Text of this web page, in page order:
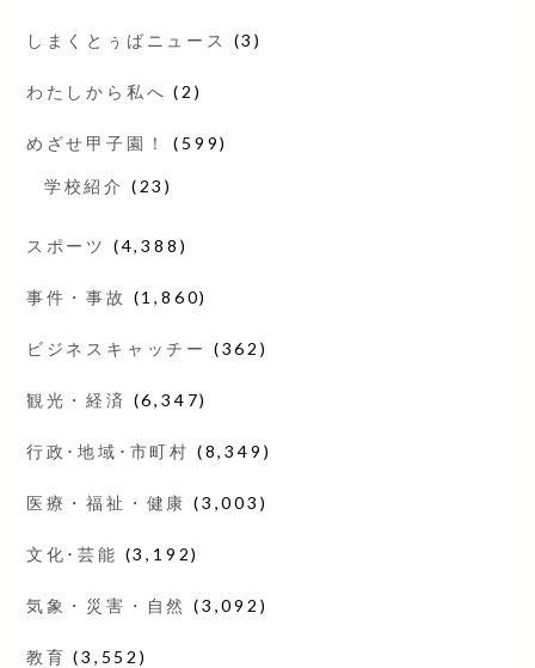
しまくとぅばニュース (3)
わたしから私へ (2)
めざせ甲子園！ (599)
学校紹介 (23)
スポーツ (4,388)
事件・事故 (1,860)
ビジネスキャッチー (362)
観光・経済 (6,347)
行政･地域･市町村 (8,349)
医療・福祉・健康 (3,003)
文化･芸能 (3,192)
気象・災害・自然 (3,092)
教育 (3,552)